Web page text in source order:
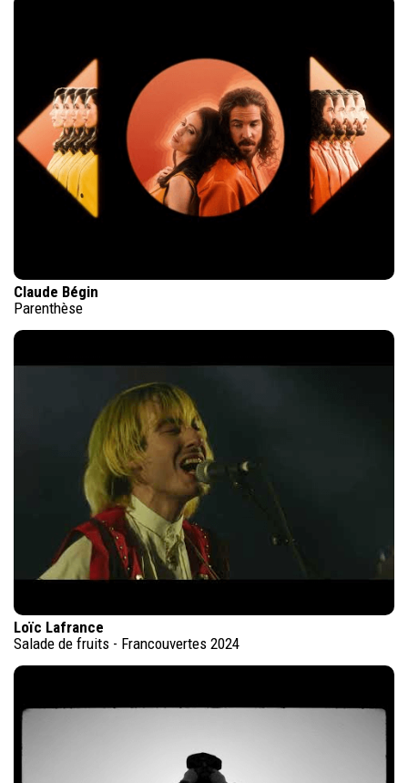
Claude Bégin
Parenthèse
Loïc Lafrance
Salade de fruits - Francouvertes 2024